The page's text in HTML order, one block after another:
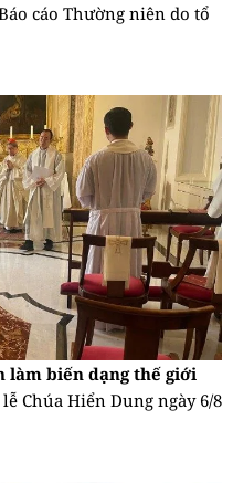
cáo Thường niên do tổ
làm biến dạng thế giới
Chúa Hiển Dung ngày 6/8